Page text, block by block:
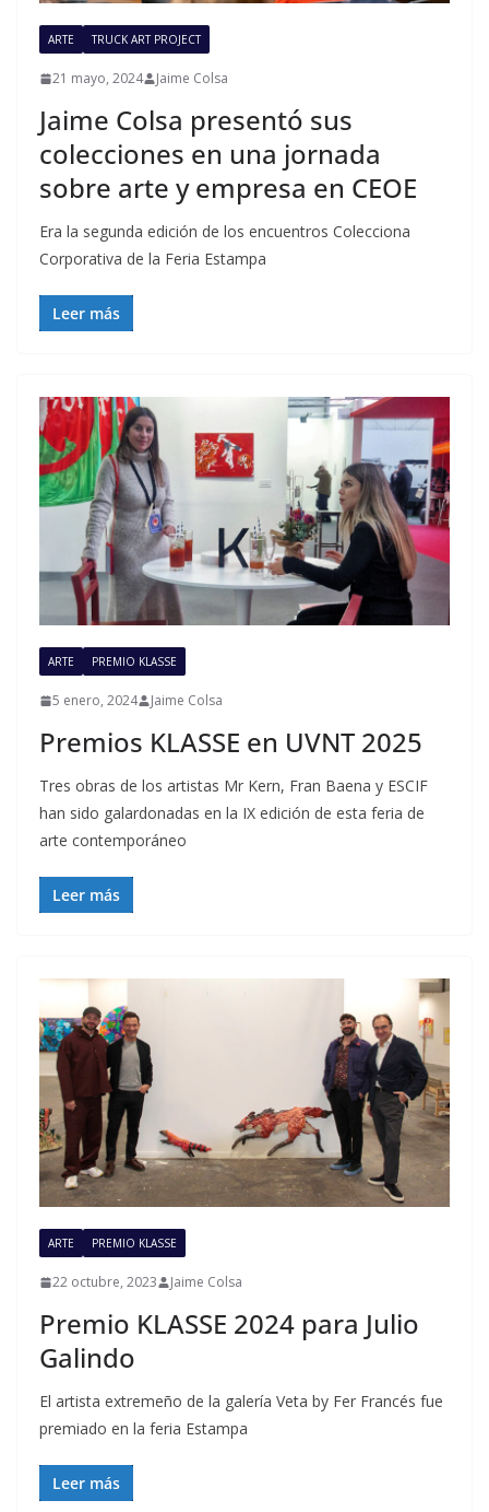
ARTE TRUCK ART PROJECT
21 mayo, 2024 Jaime Colsa
Jaime Colsa presentó sus
colecciones en una jornada
sobre arte y empresa en CEOE
Era la segunda edición de los encuentros Colecciona
Corporativa de la Feria Estampa
Leer más
ARTE PREMIO KLASSE
5 enero, 2024 Jaime Colsa
Premios KLASSE en UVNT 2025
Tres obras de los artistas Mr Kern, Fran Baena y ESCIF
han sido galardonadas en la IX edición de esta feria de
arte contemporáneo
Leer más
ARTE PREMIO KLASSE
22 octubre, 2023 Jaime Colsa
Premio KLASSE 2024 para Julio
Galindo
El artista extremeño de la galería Veta by Fer Francés fue
premiado en la feria Estampa
Leer más